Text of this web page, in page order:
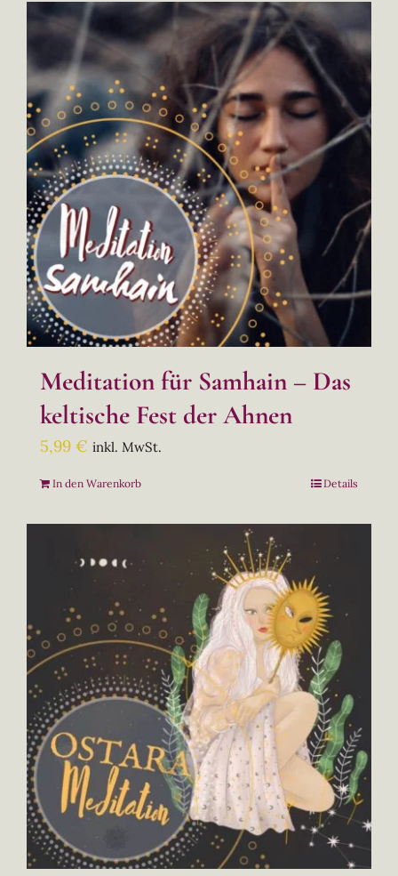
Meditation für Samhain – Das
keltische Fest der Ahnen
5,99 € inkl. MwSt.
In den Warenkorb Details